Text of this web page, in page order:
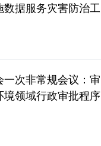
据服务灾害防治工
一次非常规会议：审
境领域行政审批程序